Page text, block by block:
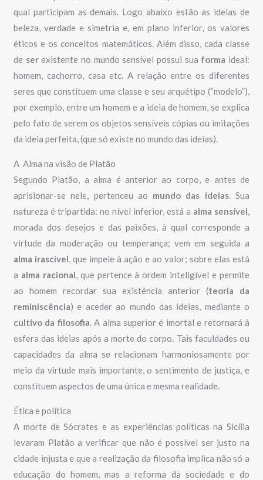
qual participam as demais. Logo abaixo estão as ideias de
beleza, verdade e simetria e, em plano inferior, os valores
éticos e os conceitos matemáticos. Além disso, cada classe
de serexistente no mundo sensível possui sua forma ideal:
homem, cachorro, casa etc. A relação entre os diferentes
seres que constituem uma classe e seu arquétipo (“modelo”),
por exemplo, entre um homem e a ideia de homem, se explica
pelo fato de serem os objetos sensíveis cópias ou imitações
da ideia perfeita, (que só existe no mundo das ideias).
A Alma na visão de Platão
Segundo Platão, a alma é anterior ao corpo, e antes de
aprisionar-se nele, pertenceu ao mundo das ideias. Sua
natureza é tripartida: no nível inferior, está a alma sensível
morada dos desejos e das paixões, à qual corresponde a
virtude da moderação ou temperança; vem em seguida a
alma irascível , que impele à ação e ao valor; sobre elas está
a alma racional , que pertence à ordem inteligível e permite
ao homem recordar sua existência anterior (teoria da
reminiscência) e aceder ao mundo das ideias, mediante o
cultivo da filosofia . A alma superior é imortal e retornará à
esfera das ideias após a morte do corpo. Tais faculdades ou
capacidades da alma se relacionam harmoniosamente por
meio da virtude mais importante, o sentimento de justiça, e
constituem aspectos de uma única e mesma realidade.
Ética e política
A morte de Sócrates e as experiências políticas na Sicília
levaram Platão a verificar que não é possível ser justo na
cidade injusta e que a realização da filosofia implica não só a
educação do homem, mas a reforma da sociedade e do